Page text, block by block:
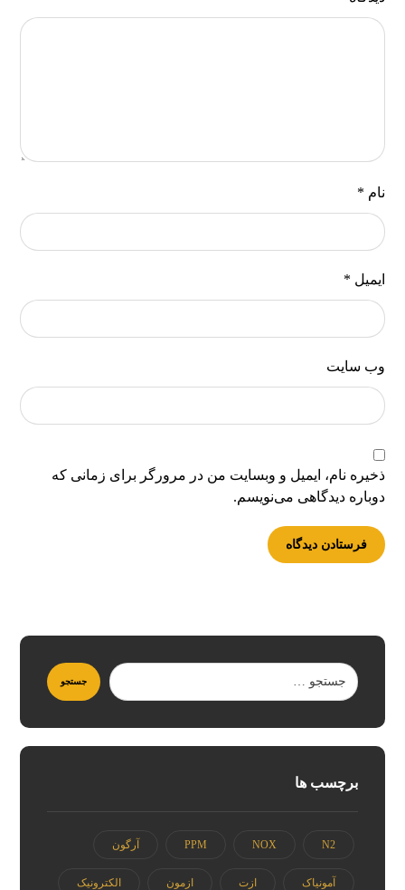
نام *
ایمیل *
وب‌ سایت
ذخیره نام، ایمیل و وبسایت من در مرورگر برای زمانی که
دوباره دیدگاهی می‌نویسم.
برچسب ها
N2
NOX
PPM آرگون
آمونیاک ازت ازمون الکترونیک